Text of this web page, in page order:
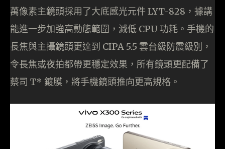
萬像素主鏡頭採用了大底感光元件 LYT-828，據講
能進一步加強高動態範圍，減低 CPU 功耗。手機的
長焦與主攝鏡頭更達到 CIPA 5.5 雲台級防震級別，
令長焦或夜拍都帶更穩定效果，所有鏡頭更配備了
蔡司 T* 鍍膜，將手機鏡頭推向更高規格。